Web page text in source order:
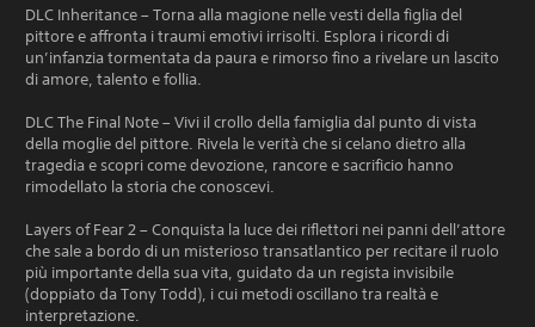
DLC Inheritance – Torna alla magione nelle vesti della figlia del
pittore e affronta i traumi emotivi irrisolti. Esplora i ricordi di
un’infanzia tormentata da paura e rimorso fino a rivelare un lascito
di amore, talento e follia.
DLC The Final Note – Vivi il crollo della famiglia dal punto di vista
della moglie del pittore. Rivela le verità che si celano dietro alla
tragedia e scopri come devozione, rancore e sacrificio hanno
rimodellato la storia che conoscevi.
Layers of Fear 2 – Conquista la luce dei riflettori nei panni dell’attore
che sale a bordo di un misterioso transatlantico per recitare il ruolo
più importante della sua vita, guidato da un regista invisibile
(doppiato da Tony Todd), i cui metodi oscillano tra realtà e
interpretazione.